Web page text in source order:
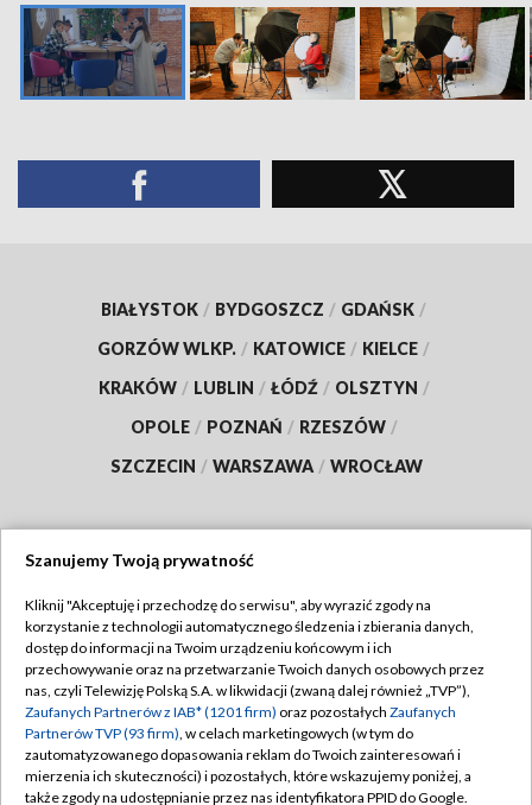
BIAŁYSTOK / BYDGOSZCZ / GDAŃSK /
GORZÓW WLKP. / KATOWICE / KIELCE /
KRAKÓW / LUBLIN / ŁÓDŹ / OLSZTYN /
OPOLE / POZNAŃ / RZESZÓW /
SZCZECIN / WARSZAWA / WROCŁAW
TVP
Abonament TVP
Emisja w TVP
Centrum informacji TVP
Naziemna Telewizja Cyfrowa
Regulamin TVP
Polityka prywatności
Moje zgody
Pomoc
Szanujemy Twoją prywatność
Kliknij "Akceptuję i przechodzę do serwisu", aby wyrazić zgody na
korzystanie z technologii automatycznego śledzenia i zbierania danych,
dostęp do informacji na Twoim urządzeniu końcowym i ich
przechowywanie oraz na przetwarzanie Twoich danych osobowych przez
nas, czyli Telewizję Polską S.A. w likwidacji (zwaną dalej również „TVP”),
Zaufanych Partnerów z IAB* (1201 firm) oraz pozostałych Zaufanych
Partnerów TVP (93 firm), w celach marketingowych (w tym do
zautomatyzowanego dopasowania reklam do Twoich zainteresowań i
mierzenia ich skuteczności) i pozostałych, które wskazujemy poniżej, a
także zgody na udostępnianie przez nas identyfikatora PPID do Google.